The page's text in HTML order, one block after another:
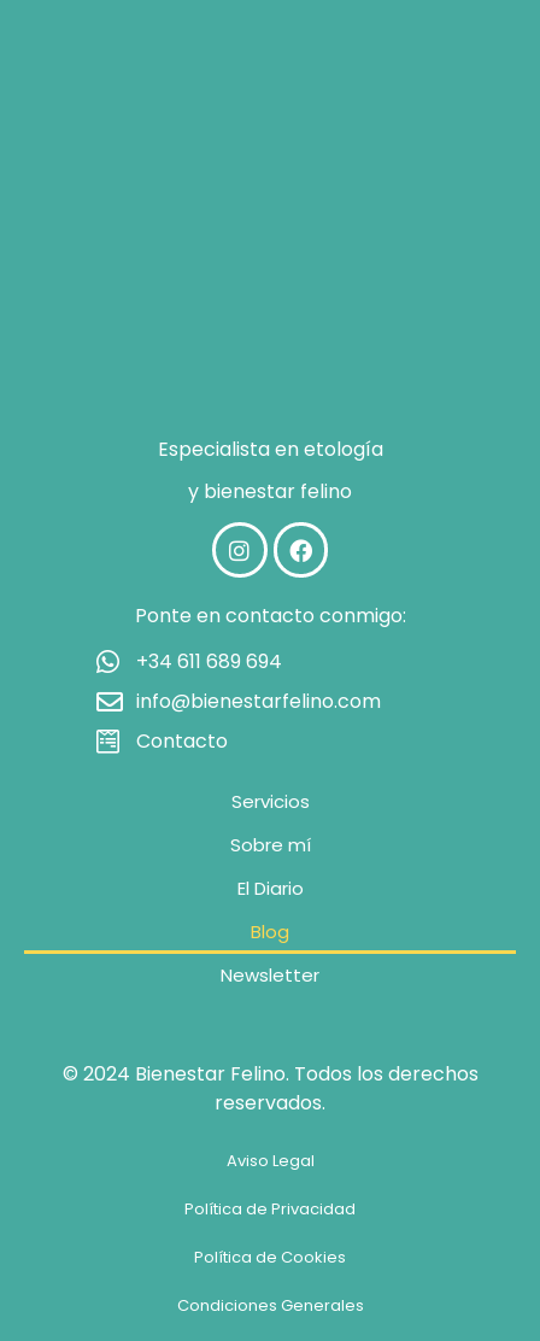
Especialista en etología
y bienestar felino
Ponte en contacto conmigo:
+34 611 689 694
info@bienestarfelino.com
Contacto
Servicios
Sobre mí
El Diario
Blog
Newsletter
© 2024 Bienestar Felino. Todos los derechos
reservados.
Aviso Legal
Política de Privacidad
Política de Cookies
Condiciones Generales